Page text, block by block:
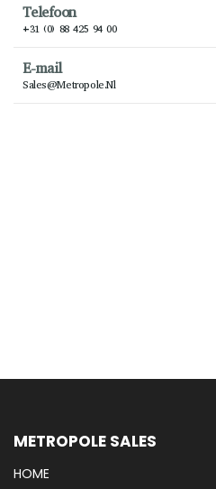
Telefoon
+31 (0) 88 425 94 00
E-mail
Sales@metropole.nl
METROPOLE SALES
HOME